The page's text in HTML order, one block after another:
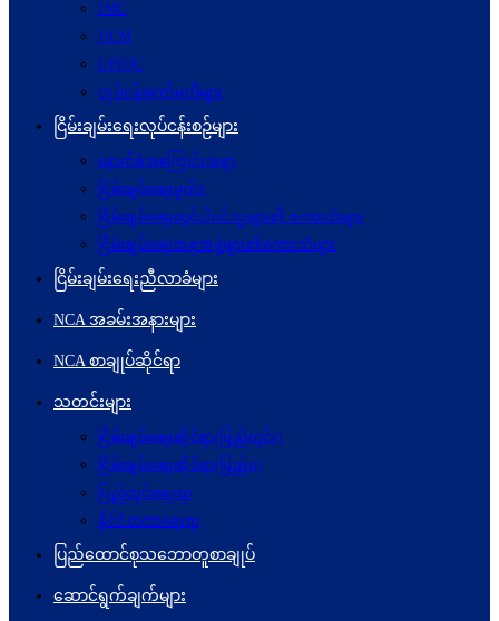
JMC
JICM
UPDJC
လုပ်ငန်းကော်မတီများ
ငြိမ်းချမ်းရေးလုပ်ငန်းစဉ်များ
နောက်ခံအကြောင်းအရာ
ငြိမ်းချမ်းရေးမူဝါဒ
ငြိမ်းချမ်းရေးတွင်ပါဝင်သူများ၏ စကားသံများ
ငြိမ်းချမ်းရေးအစုအဖွဲ့များ၏စကားသံများ
ငြိမ်းချမ်းရေးညီလာခံများ
NCA အခမ်းအနားများ
NCA စာချုပ်ဆိုင်ရာ
သတင်းများ
ငြိမ်းချမ်းရေးဆိုင်ရာ(ပြည်တွင်း)
ငြိမ်းချမ်းရေးဆိုင်ရာ(ပြည်ပ)
ပြည်တွင်းရေးရာ
နိုင်ငံတကာရေးရာ
ပြည်ထောင်စုသဘောတူစာချုပ်
ဆောင်ရွက်ချက်များ